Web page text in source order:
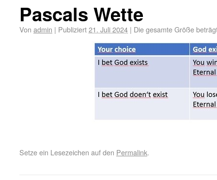
Pascals Wette
Von admin | Publiziert21. Juli 2024 | Die gesamte Größe
Setze ein Lesezeichen auf den Permalink.